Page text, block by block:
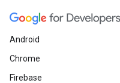
Android
Chrome
Firebase